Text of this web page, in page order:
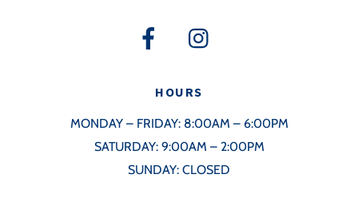
HOURS
MONDAY – FRIDAY: 8:00AM – 6:00PM
SATURDAY: 9:00AM – 2:00PM
SUNDAY: CLOSED